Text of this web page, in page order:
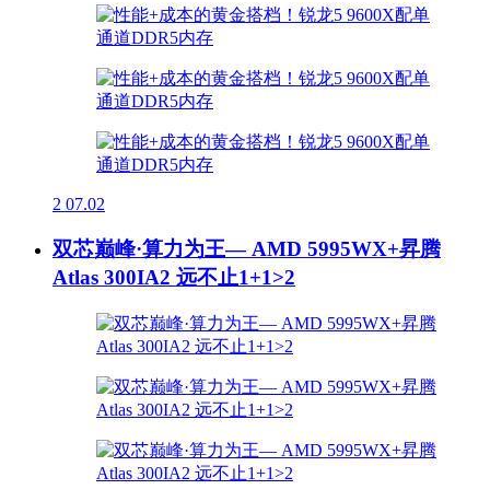
2 07.02
双芯巅峰·算力为王— AMD 5995WX+昇腾
Atlas 300IA2 远不止1+1>2